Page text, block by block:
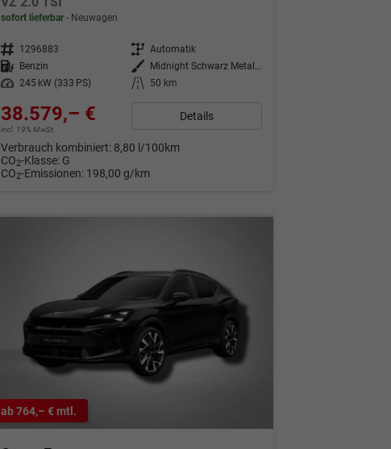
sofort lieferbar Neuwagen
Fahrzeugnr. 1296883 Getriebe Automatik
Kraftstoff Benzin Außenfarbe
Leistung
245 kW (333 PS) Kilometerstand 50 km
38.579,– €
incl. 19% MwSt.
Details
Verbrauch kombiniert: 8,80 l/100km
CO2-Klasse: G
CO2-Emissionen: 198,00 g/km
ab 764,– € mtl.